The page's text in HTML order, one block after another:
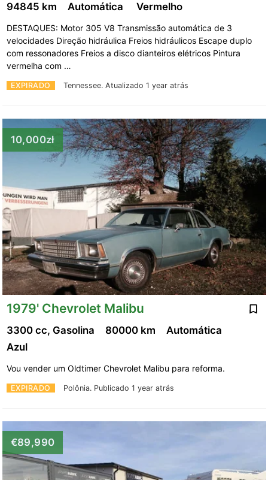
EXPIRADO Tennessee. Atualizado 1 year atrás
94845 km Automática Vermelho
DESTAQUES: Motor 305 V8 Transmissão automática de 3
velocidades Direção hidráulica Freios hidráulicos Escape duplo
com ressonadores Freios a disco dianteiros elétricos Pintura
vermelha com …
10,000zł
1979' Chevrolet Malibu
EXPIRADO Polônia. Publicado 1 year atrás
3300 cc, Gasolina 80000 km
Automática
Azul
Vou vender um Oldtimer Chevrolet Malibu para reforma.
€89,990